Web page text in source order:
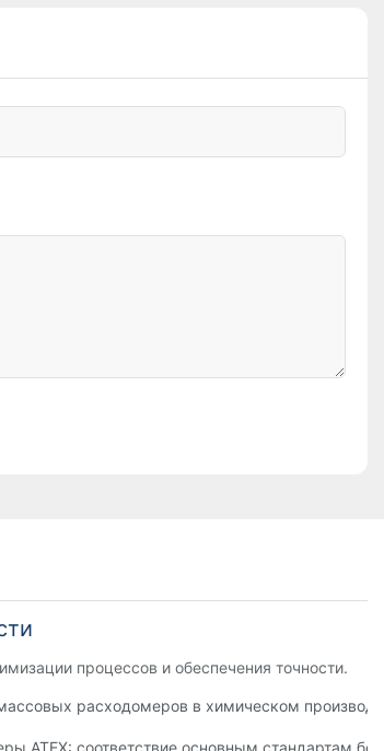
процессов и обеспечения точности.
расходомеров в химическом